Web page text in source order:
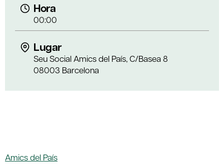
Hora
00:00
Lugar
Seu Social Amics del País, C/Basea 8
08003 Barcelona
Amics del País